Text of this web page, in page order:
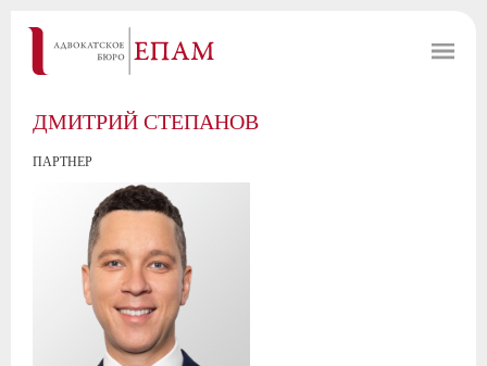
ДМИТРИЙ СТЕПАНОВ
ПАРТНЕР